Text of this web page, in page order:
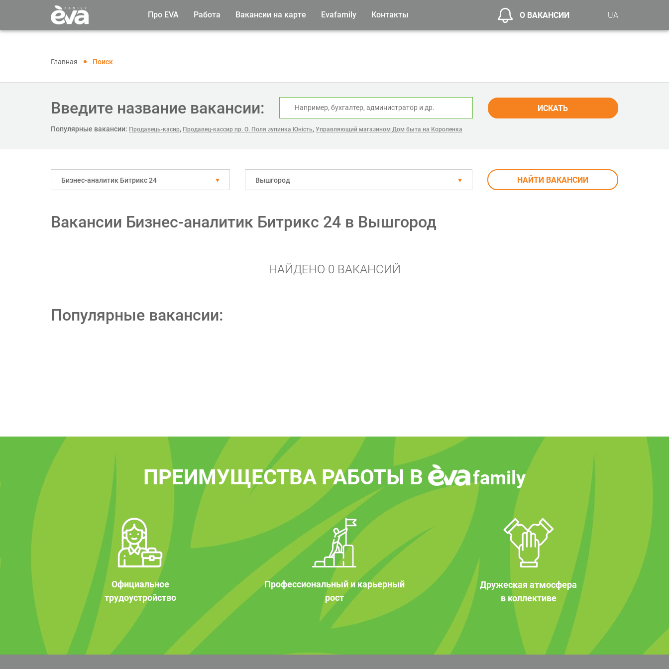
Про EVA Работа Вакансии на карте Evafamily Контакты О ВАКАНСИИ UA
Главная Поиск
Введите название вакансии: ИСКАТЬ
Популярные вакансии: Продавець-касир, Продавец-кассир пр. О. Поля зупинка Юність, Управляющий магазином Дом быта на Короленка
Бизнес-аналитик Битрикс 24 Вышгород НАЙТИ ВАКАНСИИ
Вакансии Бизнес-аналитик Битрикс 24 в Вышгород
НАЙДЕНО 0 ВАКАНСИЙ
Популярные вакансии:
ПРЕИМУЩЕСТВА РАБОТЫ В family
Официальное
трудоустройство
Профессиональный и карьерный
рост
Дружеская атмосфера
в коллективе